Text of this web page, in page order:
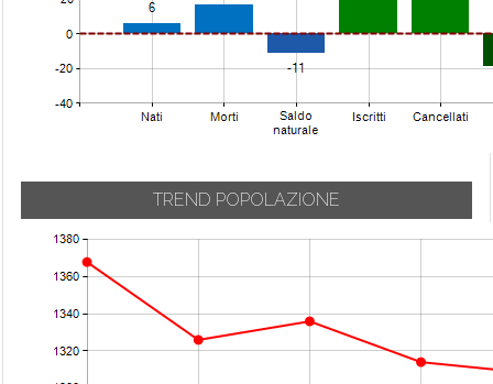
Vaccarizzo
Albanese
Verbicaro
TREND POPOLAZIONE